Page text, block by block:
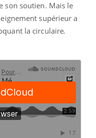
son soutien. Mais le
supérieur a
la circulaire.